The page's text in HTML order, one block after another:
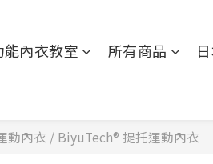
能內衣教室 所有商品
動內衣 / BiyuTech®️ 提托運動內衣